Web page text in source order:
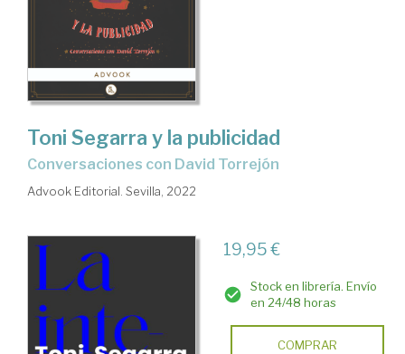
Toni Segarra y la publicidad
conversaciones con David Torrejón
Advook Editorial. Sevilla, 2022
19,95 €
Stock en librería. Envío
en 24/48 horas
COMPRAR